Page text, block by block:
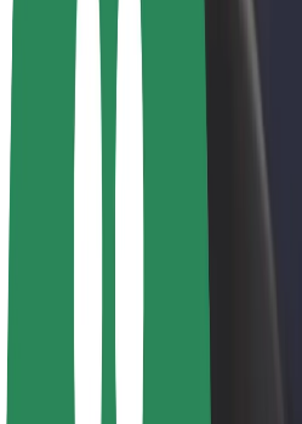
Chauffeur
Revenus du chauffeur
Rejoignez-nous